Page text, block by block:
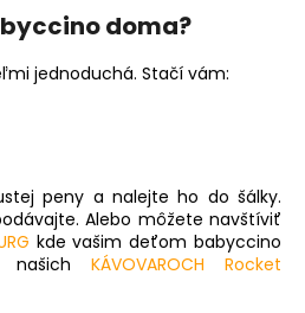
doma?
jednoduchá. Stačí vám:
peny a nalejte ho do šálky.
Alebo môžete navštíviť
kde vašim deťom babyccino
našich KÁVOVAROCH Rocket